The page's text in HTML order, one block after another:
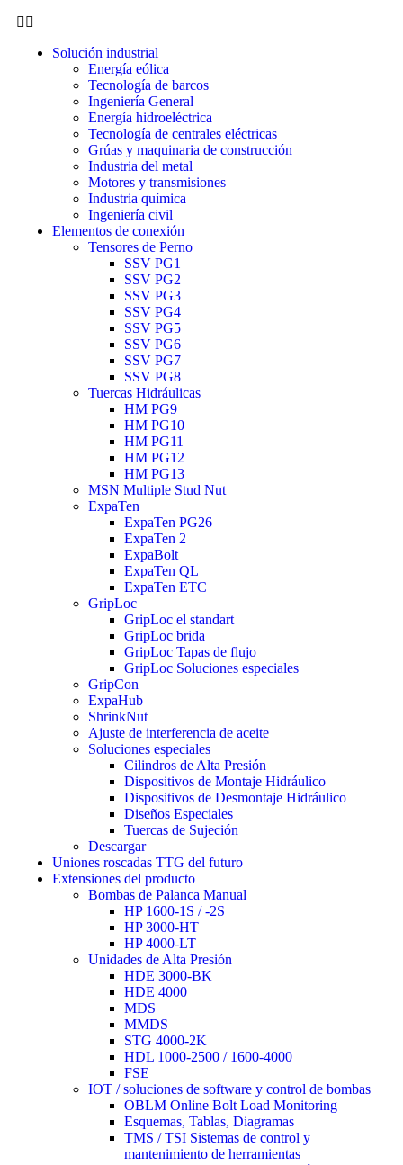
Solución industrial
Energía eólica
Tecnología de barcos
Ingeniería General
Energía hidroeléctrica
Tecnología de centrales eléctricas
Grúas y maquinaria de construcción
Industria del metal
Motores y transmisiones
Industria química
Ingeniería civil
Elementos de conexión
Tensores de Perno
SSV PG1
SSV PG2
SSV PG3
SSV PG4
SSV PG5
SSV PG6
SSV PG7
SSV PG8
Tuercas Hidráulicas
HM PG9
HM PG10
HM PG11
HM PG12
HM PG13
MSN Multiple Stud Nut
ExpaTen
ExpaTen PG26
ExpaTen 2
ExpaBolt
ExpaTen QL
ExpaTen ETC
GripLoc
GripLoc el standart
GripLoc brida
GripLoc Tapas de flujo
GripLoc Soluciones especiales
GripCon
ExpaHub
ShrinkNut
Ajuste de interferencia de aceite
Soluciones especiales
Cilindros de Alta Presión
Dispositivos de Montaje Hidráulico
Dispositivos de Desmontaje Hidráulico
Diseños Especiales
Tuercas de Sujeción
Descargar
Uniones roscadas TTG del futuro
Extensiones del producto
Bombas de Palanca Manual
HP 1600-1S / -2S
HP 3000-HT
HP 4000-LT
Unidades de Alta Presión
HDE 3000-BK
HDE 4000
MDS
MMDS
STG 4000-2K
HDL 1000-2500 / 1600-4000
FSE
IOT / soluciones de software y control de bombas
OBLM Online Bolt Load Monitoring
Esquemas, Tablas, Diagramas
TMS / TSI Sistemas de control y
mantenimiento de herramientas